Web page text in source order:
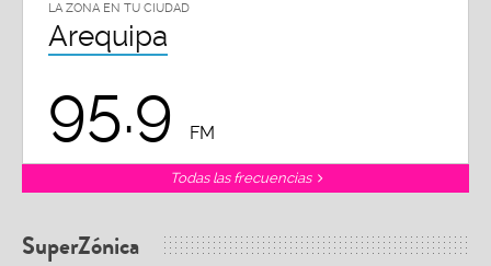
LA ZONA EN TU CIUDAD
Arequipa
95.9 FM
Todas las frecuencias
SuperZónica